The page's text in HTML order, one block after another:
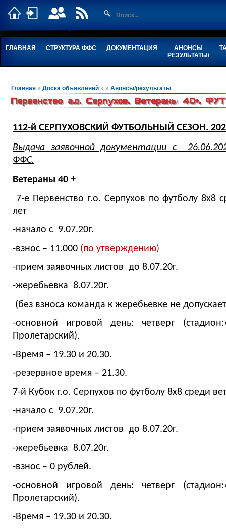
ГЛАВНАЯ СТРУКТУРА ФФС ДОКУМЕНТАЦИЯ
АНОНСЫ
РЕЗУЛЬТАТЫ/
Главная » Доска объявлений » » Анонсы/результаты
Первенство г.о. Серпухов. Ветераны 40+.
112-й СЕРПУХОВСКИЙ ФУТБОЛЬНЫЙ СЕЗОН.
Выдача заявочной документации с
ФФС.
Ветераны 40 +
7-е Первенство г.о. Серпухов по футболу 8х8
лет
-начало с 9.07.20г.
-взнос – 11.000 (по утверждению)
-прием заявочных листов до 8.07.20г.
-жеребьевка 8.07.20г.
(без взноса команда к жеребьевке не
-основной игровой день: четверг
Пролетарский).
-Время – 19.30 и 20.30.
-резервное время – 21.30.
7-й Кубок г.о. Серпухов по футболу 8х8 среди
-начало с 9.07.20г.
-прием заявочных листов до 8.07.20г.
-жеребьевка 8.07.20г.
-взнос – 0 рублей.
-основной игровой день: четверг
Пролетарский).
-Время – 19.30 и 20.30.